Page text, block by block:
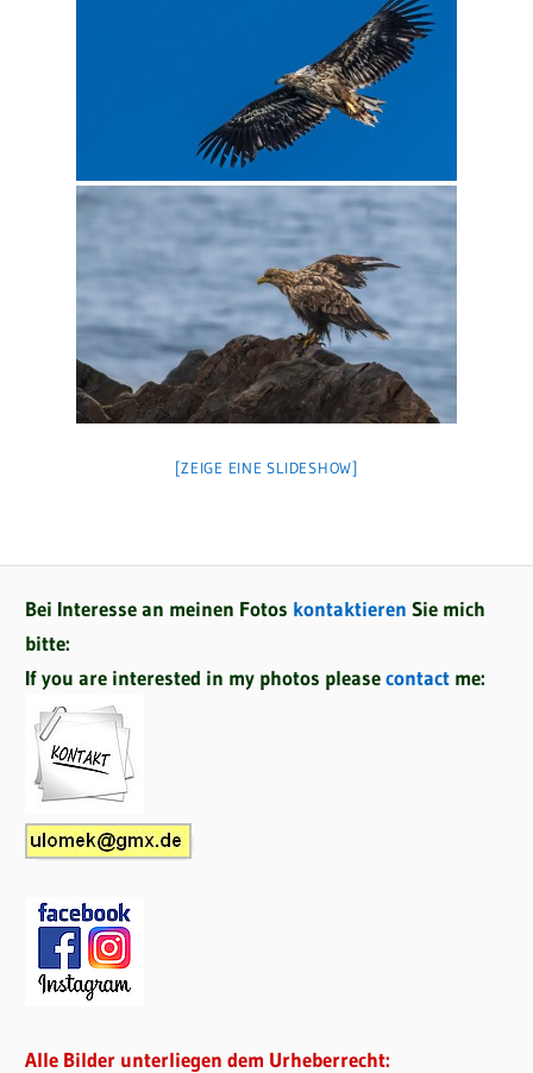
[ZEIGE EINE SLIDESHOW]
Bei Interesse an meinen Fotos kontaktieren Sie mich
bitte:
If you are interested in my photos pleasecontact me:
Alle Bilder unterliegen dem Urheberrecht: